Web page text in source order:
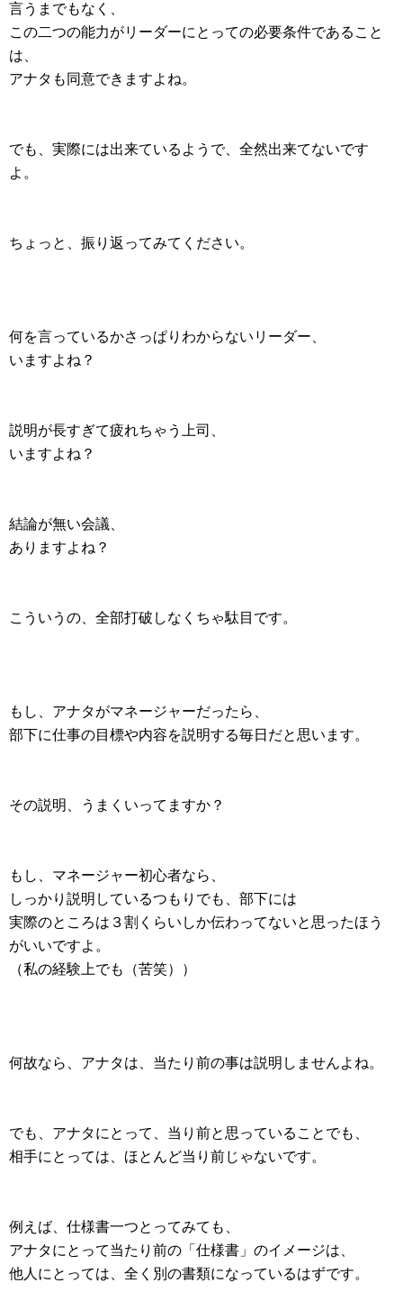
言うまでもなく、
この二つの能力がリーダーにとっての必要条件であること
は、
アナタも同意できますよね。
でも、実際には出来ているようで、全然出来てないです
よ。
ちょっと、振り返ってみてください。
何を言っているかさっぱりわからないリーダー、
いますよね？
説明が長すぎて疲れちゃう上司、
いますよね？
結論が無い会議、
ありますよね？
こういうの、全部打破しなくちゃ駄目です。
もし、アナタがマネージャーだったら、
部下に仕事の目標や内容を説明する毎日だと思います。
その説明、うまくいってますか？
もし、マネージャー初心者なら、
しっかり説明しているつもりでも、部下には
実際のところは３割くらいしか伝わってないと思ったほう
がいいですよ。
（私の経験上でも（苦笑））
何故なら、アナタは、当たり前の事は説明しませんよね。
でも、アナタにとって、当り前と思っていることでも、
相手にとっては、ほとんど当り前じゃないです。
例えば、仕様書一つとってみても、
アナタにとって当たり前の「仕様書」のイメージは、
他人にとっては、全く別の書類になっているはずです。